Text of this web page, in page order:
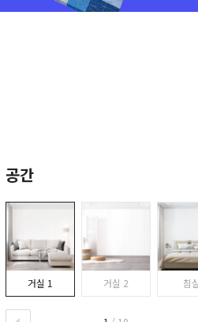
공간
거실 1 거실 2 침실